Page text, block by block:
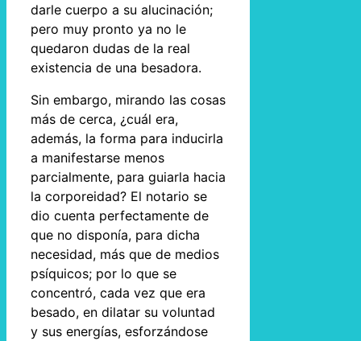
darle cuerpo a su alucinación;
pero muy pronto ya no le
quedaron dudas de la real
existencia de una besadora.
Sin embargo, mirando las cosas
más de cerca, ¿cuál era,
además, la forma para inducirla
a manifestarse menos
parcialmente, para guiarla hacia
la corporeidad? El notario se
dio cuenta perfectamente de
que no disponía, para dicha
necesidad, más que de medios
psíquicos; por lo que se
concentró, cada vez que era
besado, en dilatar su voluntad
y sus energías, esforzándose